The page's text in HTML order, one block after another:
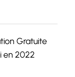
Gratuite
en 2022